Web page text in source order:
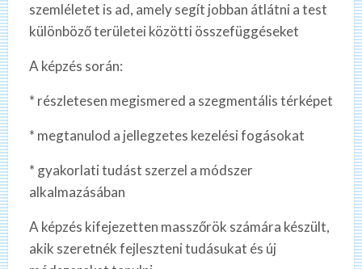
szemléletet is ad, amely segít jobban átlátni a test
különböző területei közötti összefüggéseket
A képzés során:
* részletesen megismered a szegmentális térképet
* megtanulod a jellegzetes kezelési fogásokat
* gyakorlati tudást szerzel a módszer
alkalmazásában
A képzés kifejezetten masszőrök számára készült,
akik szeretnék fejleszteni tudásukat és új